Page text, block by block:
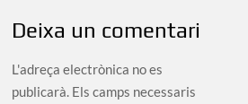
Deixa un comentari
L'adreça electrònica no es
publicarà. Els camps necessaris